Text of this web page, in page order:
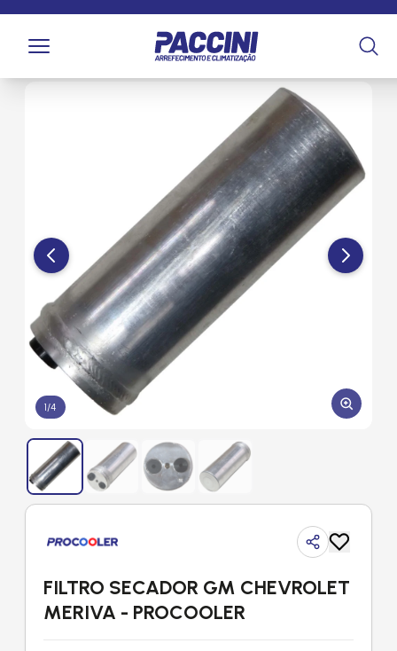
Produtos/Climatização/Filtros
Secadores e Acumuladores
1/4
FILTRO SECADOR GM CHEVROLET
MERIVA - PROCOOLER